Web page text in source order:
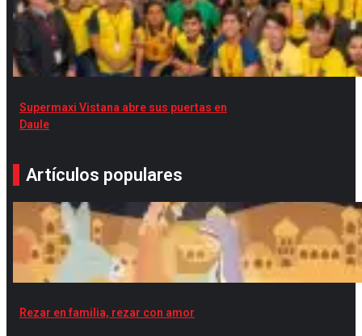
Supermaxi Vistana abre sus puertas en
Daule
Artículos populares
Rezar en familia, rezar con amor